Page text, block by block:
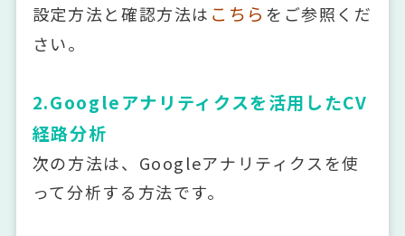
設定方法と確認方法は こちら をご参照くだ
さい。
2.Googleアナリティクスを活用したCV
経路分析
次の方法は、Googleアナリティクスを使
って分析する方法です。